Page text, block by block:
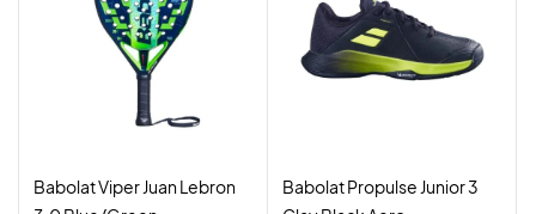
Babolat Viper Juan Lebron
Babolat Propulse Junior 3